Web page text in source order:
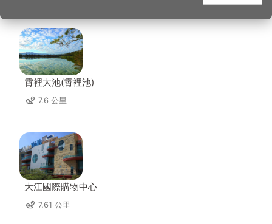
霄裡大池(霄裡池)
7.6 公里
大江國際購物中心
7.61 公里